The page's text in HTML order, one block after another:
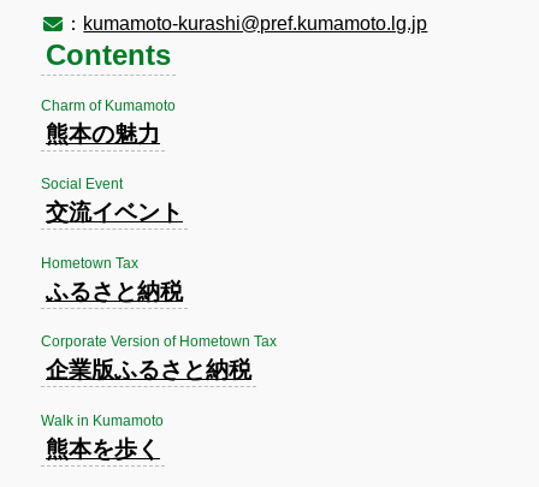
： kumamoto-kurashi@pref.kumamoto.lg.jp
Contents
Charm of Kumamoto
熊本の魅力
Social Event
交流イベント
Hometown Tax
ふるさと納税
Corporate Version of Hometown Tax
企業版ふるさと納税
Walk in Kumamoto
熊本を歩く